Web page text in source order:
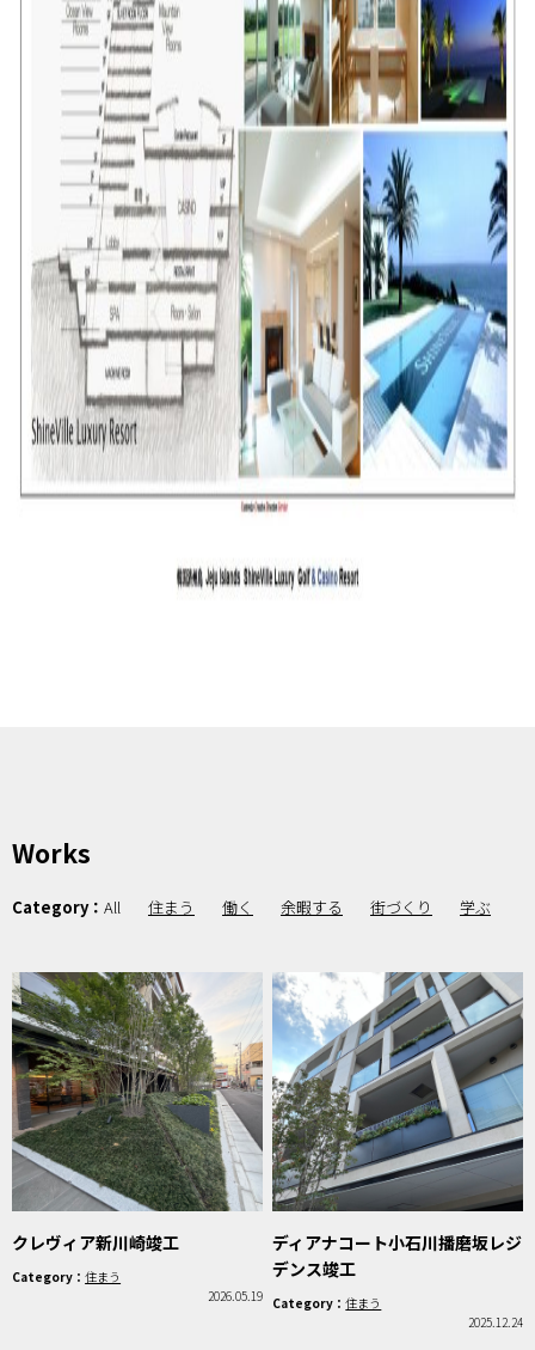
Works
Category： All 住まう 働く 余暇する 街づくり 学ぶ
クレヴィア新川崎竣工
Category：住まう
2026.05.19
ディアナコート小石川播磨坂レジ
デンス竣工
Category：住まう
2025.12.24